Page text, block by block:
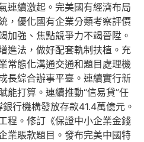
連續激起。完美國有經濟布局
，優化國有企業分類考察評價
加強、焦點競爭力不竭晉陞。
進法，做好配套軌制扶植。充
常態化溝通交通和題目處理機
長綜合辦事平臺。連續實行新
能打算。連續推動“信易貸”任
行機構發放存款41.4萬億元。
程。修訂《保證中小企業金錢
業賬款題目。發布完美中國特